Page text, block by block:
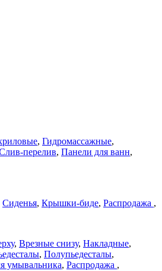
, Гидромассажные,
перелив, Панели для ванн,
Сиденья, Крышки-биде, Распродажа ,
, Врезные снизу, Накладные,
, Полупьедесталы,
умывальника, Распродажа ,